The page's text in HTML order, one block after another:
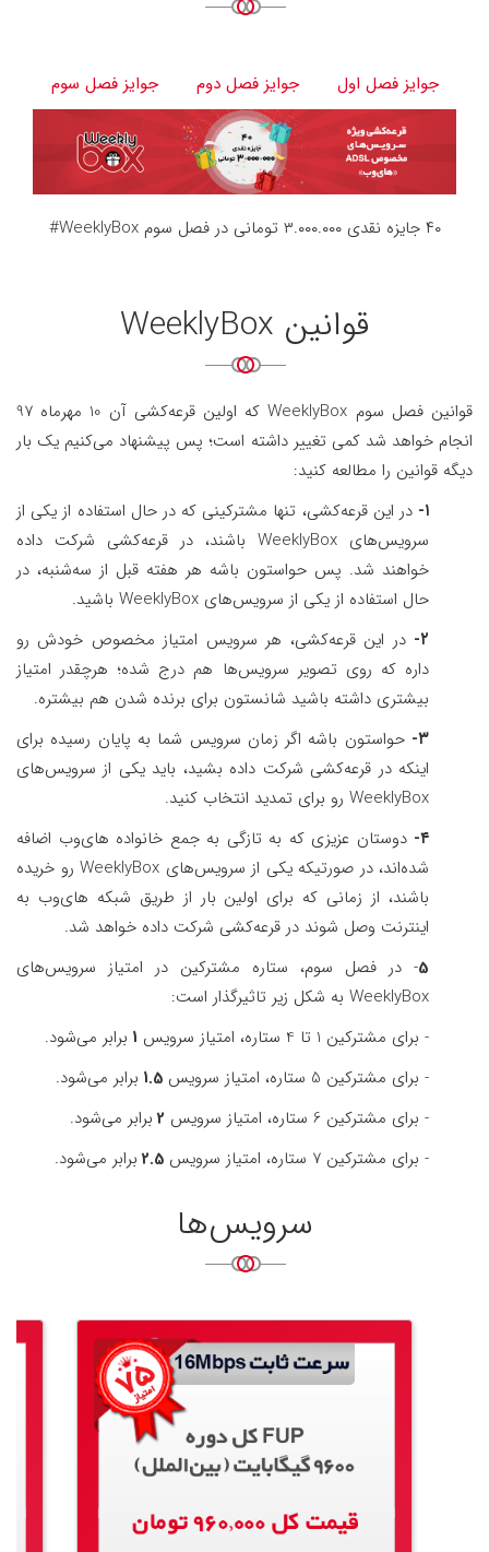
جوایز فصل اول جوایز فصل دوم جوایز فصل سوم
۴۰ جایزه نقدی ۳.۰۰۰.۰۰۰ تومانی در فصل سوم WeeklyBox#
قوانین WeeklyBox
قوانین فصل سوم WeeklyBox که اولین قرعه‌کشی آن 10 مهرماه 97
انجام خواهد شد کمی تغییر داشته است؛ پس پیشنهاد می‌کنیم یک بار
دیگه قوانین را مطالعه کنید:
۱- در این قرعه‌کشی، تنها مشترکینی که در حال استفاده از یکی از
سرویس‌های WeeklyBox باشند، در قرعه‌کشی شرکت داده
خواهند شد. پس حواستون باشه هر هفته قبل از سه‌شنبه، در
حال استفاده از یکی از سرویس‌های WeeklyBox باشید.
۲- در این قرعه‌کشی، هر سرویس امتیاز مخصوص خودش رو
داره که روی تصویر سرویس‌ها هم درج شده؛ هرچقدر امتیاز
بیشتری داشته باشید شانستون برای برنده شدن هم بیشتره.
۳- حواستون باشه اگر زمان سرویس شما به پایان رسیده برای
اینکه در قرعه‌کشی شرکت داده بشید، باید یکی از سرویس‌های
WeeklyBox رو برای تمدید انتخاب کنید.
۴- دوستان عزیزی که به تازگی به جمع خانواده های‌وب اضافه
شده‌اند، در صورتیکه یکی از سرویس‌های WeeklyBox رو خریده
باشند، از زمانی که برای اولین بار از طریق شبکه های‌وب به
اینترنت وصل شوند در قرعه‌کشی شرکت داده خواهد شد.
5- در فصل سوم، ستاره مشترکین در امتیاز سرویس‌های
WeeklyBox به شکل زیر تاثیرگذار است:
- برای مشترکین 1 تا 4 ستاره، امتیاز سرویس
1 برابر می‌شود.
- برای مشترکین 5 ستاره، امتیاز سرویس
1.5 برابر می‌شود.
- برای مشترکین 6 ستاره، امتیاز سرویس
2 برابر می‌شود.
- برای مشترکین 7 ستاره، امتیاز سرویس
2.5 برابر می‌شود.
سرویس‌ها